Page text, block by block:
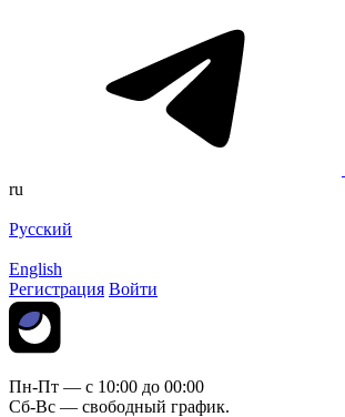
ru
Русский
English
Регистрация Войти
Пн-Пт — c 10:00 до 00:00
Сб-Вс — свободный график.